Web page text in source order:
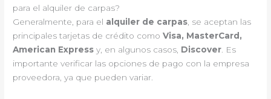
para el alquiler de carpas?
Generalmente, para el alquiler de carpas, se aceptan las
principales tarjetas de crédito comoVisa, MasterCard,
American Express y, en algunos casos, Discover. Es
importante verificar las opciones de pago con la empresa
proveedora, ya que pueden variar.